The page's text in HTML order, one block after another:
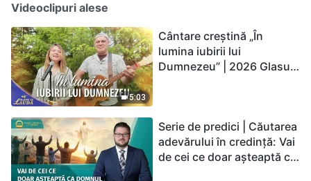
Videoclipuri alese
5:03
Cântare creștină „În
lumina iubirii lui
Dumnezeu” | 2026 Glasuri
Serie de predici | Căutarea
adevărului în credință: Vai
de cei ce doar așteaptă ca